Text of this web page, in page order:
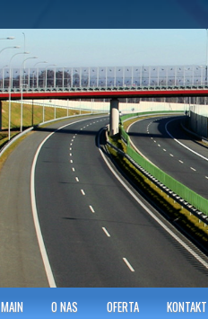
KRAKOWIE
of Transportation
O NAS OFERTA KONTAKT